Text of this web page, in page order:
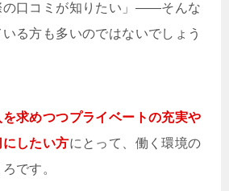
の口コミが知りたい」——そんな
る方も多いのではないでしょう
求めつつプライベートの充実や
したい方にとって、働く環境の
です。